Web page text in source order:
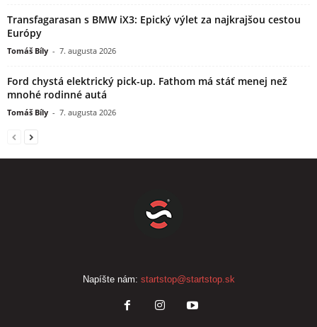
Transfagarasan s BMW iX3: Epický výlet za najkrajšou cestou
Európy
Tomáš Bíly - 7. augusta 2026
Ford chystá elektrický pick-up. Fathom má stáť menej než
mnohé rodinné autá
Tomáš Bíly - 7. augusta 2026
Napíšte nám: startstop@startstop.sk